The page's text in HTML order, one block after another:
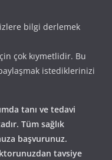
bilgi derlemek
çok kıymetlidir. Bu
istediklerinizi
tanı ve tedavi
Tüm sağlık
başvurunuz.
tavsiye